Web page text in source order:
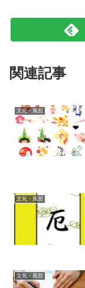
関連記事
文化・風習
文化・風習
文化・風習